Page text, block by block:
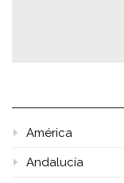
América
Andalucía